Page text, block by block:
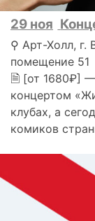
29 ноя
⚲ Арт-Холл, г.
помещение 51
🗎 [от 1680₽]
концертом
клубах, а
комиков